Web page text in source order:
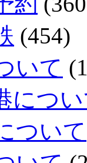
(454)
いて
につ
ついて